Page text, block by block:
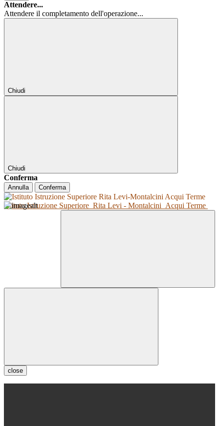
Attendere...
Attendere il completamento dell'operazione...
Chiudi
Chiudi
Conferma
Annulla Conferma
Istituto Istruzione Superiore Rita Levi - Montalcini Acqui Terme
close